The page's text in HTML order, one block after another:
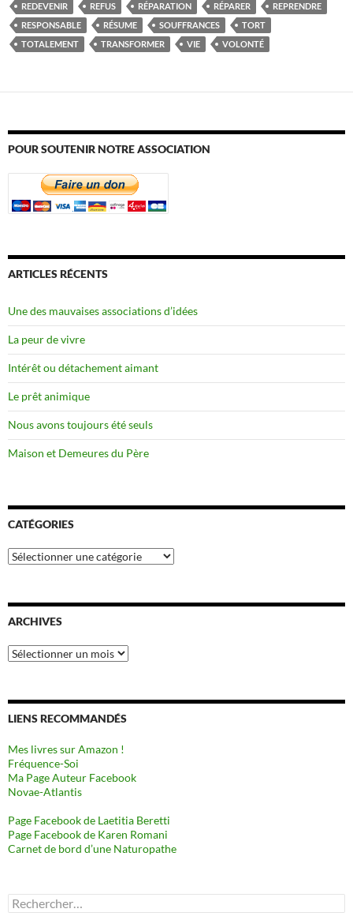
REDEVENIR REFUS RÉPARATION RÉPARER
REPRENDRE
RESPONSABLE
RÉSUME SOUFFRANCES
TORT
TOTALEMENT
TRANSFORMER VIE VOLONTÉ
POUR SOUTENIR NOTRE ASSOCIATION
ARTICLES RÉCENTS
Une des mauvaises associations d’idées
La peur de vivre
Intérêt ou détachement aimant
Le prêt animique
Nous avons toujours été seuls
Maison et Demeures du Père
CATÉGORIES
Catégories
ARCHIVES
Archives
LIENS RECOMMANDÉS
Mes livres sur Amazon !
Fréquence-Soi
Ma Page Auteur Facebook
Novae-Atlantis
Page Facebook de Laetitia Beretti
Page Facebook de Karen Romani
Carnet de bord d’une Naturopathe
Rechercher :